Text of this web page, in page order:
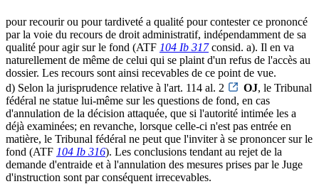
pour recourir ou pour tardiveté a qualité pour contester ce prononcé
par la voie du recours de droit administratif, indépendamment de sa
qualité pour agir sur le fond (ATF 104 Ib 317consid. a). Il en va
naturellement de même de celui qui se plaint d'un refus de l'accès au
dossier. Les recours sont ainsi recevables de ce point de vue.
d) Selon la jurisprudence relative à l'art. 114 al. 2
OJ, le Tribunal
fédéral ne statue lui-même sur les questions de fond, en cas
d'annulation de la décision attaquée, que si l'autorité intimée les a
déjà examinées; en revanche, lorsque celle-ci n'est pas entrée en
matière, le Tribunal fédéral ne peut que l'inviter à se prononcer sur le
fond (ATF 104 Ib 316). Les conclusions tendant au rejet de la
demande d'entraide et à l'annulation des mesures prises par le Juge
d'instruction sont par conséquent irrecevables.